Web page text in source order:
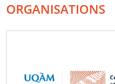
ORGANISATIONS